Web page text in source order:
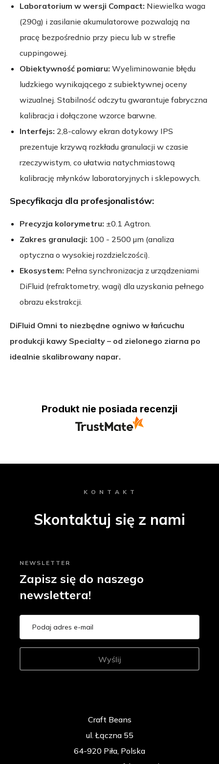
Laboratorium w wersji Compact: Niewielka waga
(290g) i zasilanie akumulatorowe pozwalają na
pracę bezpośrednio przy piecu lub w strefie
cuppingowej.
Obiektywność pomiaru: Wyeliminowanie błędu
ludzkiego wynikającego z subiektywnej oceny
wizualnej. Stabilność odczytu gwarantuje fabryczna
kalibracja i dołączone wzorce barwne.
Interfejs: 2,8-calowy ekran dotykowy IPS
prezentuje krzywą rozkładu granulacji w czasie
rzeczywistym, co ułatwia natychmiastową
kalibrację młynków laboratoryjnych i sklepowych.
Specyfikacja dla profesjonalistów:
Precyzja kolorymetru: ±0.1 Agtron.
Zakres granulacji: 100 - 2500 µm (analiza
optyczna o wysokiej rozdzielczości).
Ekosystem: Pełna synchronizacja z urządzeniami
DiFluid (refraktometry, wagi) dla uzyskania pełnego
obrazu ekstrakcji.
DiFluid Omni to niezbędne ogniwo w łańcuchu
produkcji kawy Specialty – od zielonego ziarna po
idealnie skalibrowany napar.
Produkt nie posiada recenzji
K O N T A K T
Skontaktuj się z nami
NEWSLETTER
Zapisz się do naszego
newslettera!
Wyślij
Craft Beans
ul. Łączna 55
64-920 Piła, Polska